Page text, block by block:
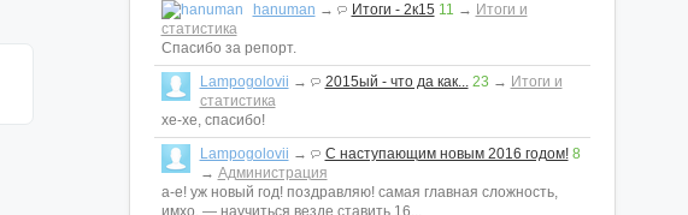
hanuman → Итоги - 2к15 11 → Итоги и
статистика
Спасибо за репорт.
Lampogolovii → 2015ый - что да как... 23 → Итоги и
статистика
хе-хе, спасибо!
Lampogolovii → С наступающим новым 2016 годом! 8
→ Администрация
а-е! уж новый год! поздравляю! самая главная сложность,
имхо, — научиться везде ставить 16...